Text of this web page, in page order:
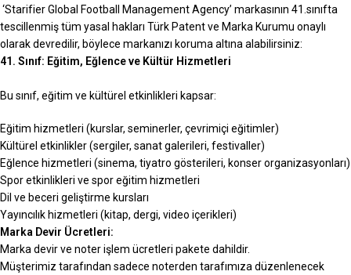
‘Starifier Global Football Management Agency’ markasının 41.sınıfta
tescillenmiş tüm yasal hakları Türk Patent ve Marka Kurumu onaylı
olarak devredilir, böylece markanızı koruma altına alabilirsiniz:
41. Sınıf: Eğitim, Eğlence ve Kültür Hizmetleri
Bu sınıf, eğitim ve kültürel etkinlikleri kapsar:
Eğitim hizmetleri (kurslar, seminerler, çevrimiçi eğitimler)
Kültürel etkinlikler (sergiler, sanat galerileri, festivaller)
Eğlence hizmetleri (sinema, tiyatro gösterileri, konser organizasyonları)
Spor etkinlikleri ve spor eğitim hizmetleri
Dil ve beceri geliştirme kursları
Yayıncılık hizmetleri (kitap, dergi, video içerikleri)
Marka Devir Ücretleri:
Marka devir ve noter işlem ücretleri pakete dahildir.
Müşterimiz tarafından sadece noterden tarafımıza düzenlenecek